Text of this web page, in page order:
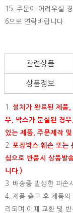
15. 주문이 어려우실
6으로 연락바랍니다.
관련상품
상품정보
1. 설치가 완료된 제품
우, 박스가 분실된 경
있는 제품, 주문제작
2. 포장박스 훼손 또는
심으로 반품시 상품발
니다.)
3. 배송중 발생한 파손
4. 제품 출고 후 제품의
리되며 이때 교환 및